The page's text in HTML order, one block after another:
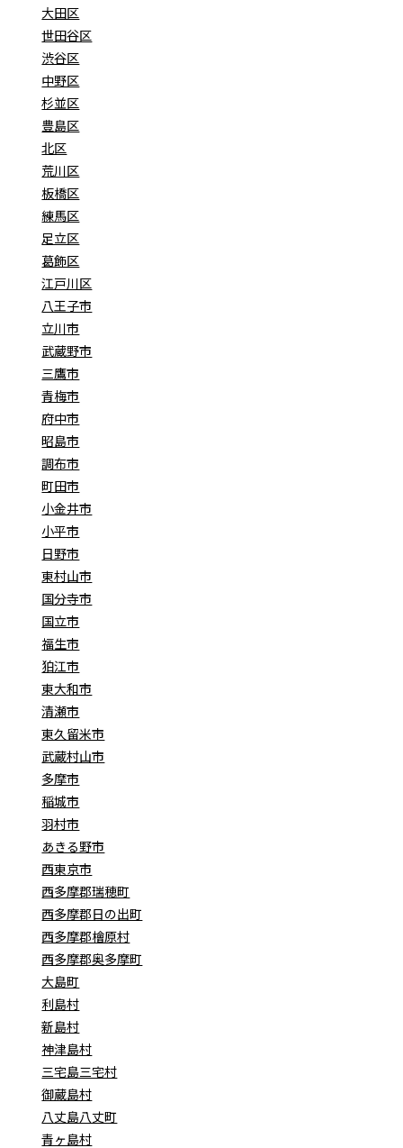
大田区
世田谷区
渋谷区
中野区
杉並区
豊島区
北区
荒川区
板橋区
練馬区
足立区
葛飾区
江戸川区
八王子市
立川市
武蔵野市
三鷹市
青梅市
府中市
昭島市
調布市
町田市
小金井市
小平市
日野市
東村山市
国分寺市
国立市
福生市
狛江市
東大和市
清瀬市
東久留米市
武蔵村山市
多摩市
稲城市
羽村市
あきる野市
西東京市
西多摩郡瑞穂町
西多摩郡日の出町
西多摩郡檜原村
西多摩郡奥多摩町
大島町
利島村
新島村
神津島村
三宅島三宅村
御蔵島村
八丈島八丈町
青ヶ島村